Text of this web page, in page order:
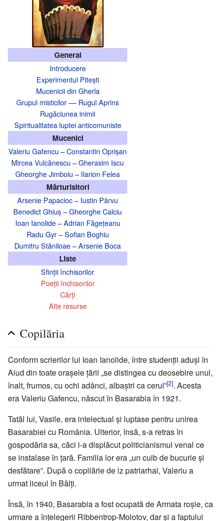
General
Introducere
Experimentul Pitești
Mucenicii din Gherla
Grupul misticilor–– Rugul Aprins
Rugăciunea inimii
Spiritualitatea luptei anticomuniste
Mucenici
Valeriu Gafencu –Constantin Oprișan
Mircea Vulcănescu –Gherasim Iscu
Gheorghe Jimboiu – Ilarion Felea
Mărturisitori
Arsenie Papacioc– Iustin Pârvu
Benedict Ghiuș–Gheorghe Calciu
Ioan Ianolide–Adrian Făgețeanu
Radu Gyr–Sofian Boghiu
Dumitru Stăniloae–Arsenie Boca
Liste
Sfinții închisorilor
Poeții închisorilor
Cărți
Alte resurse
Copilăria
Conform scrierilor lui Ioan Ianolide, între studenții aduși în
Aiud din toate orașele țării „se distingea cu deosebire unul,
înalt, frumos, cu ochi adânci, albaștri ca cerul”[2]. Acesta
era Valeriu Gafencu, născut în Basarabia în 1921.
Tatăl lui, Vasile, era intelectual și luptase pentru unirea
Basarabiei cu România. Ulterior, însă, s-a retras în
gospodăria sa, căci i-a displăcut politicianismul venal ce
se instalase în țară. Familia lor era „un cuib de bucurie și
desfătare”. După o copilărie de iz patriarhal, Valeriu a
urmat liceul în Bălți.
Însă, în 1940, Basarabia a fost ocupată de Armata roșie, ca
urmare a înțelegerii Ribbentrop-Molotov, dar și a faptului